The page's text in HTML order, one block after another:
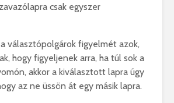
csak egyszer
választópolgárok figyelmét azok,
hogy figyeljenek arra, ha túl sok a
akkor a kiválasztott lapra úgy
az ne üssön át egy másik lapra.